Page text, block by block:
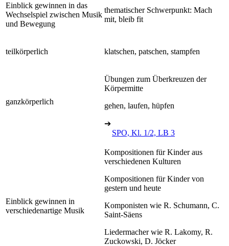
Einblick gewinnen in das
Wechselspiel zwischen Musik
und Bewegung
thematischer Schwerpunkt: Mach
mit, bleib fit
teilkörperlich klatschen, patschen, stampfen
ganzkörperlich
Übungen zum Überkreuzen der
Körpermitte
gehen, laufen, hüpfen
➔
SPO, Kl. 1/2, LB 3
Einblick gewinnen in
verschiedenartige Musik
Kompositionen für Kinder aus
verschiedenen Kulturen
Kompositionen für Kinder von
gestern und heute
Komponisten wie R. Schumann, C.
Saint-Säens
Liedermacher wie R. Lakomy, R.
Zuckowski, D. Jöcker